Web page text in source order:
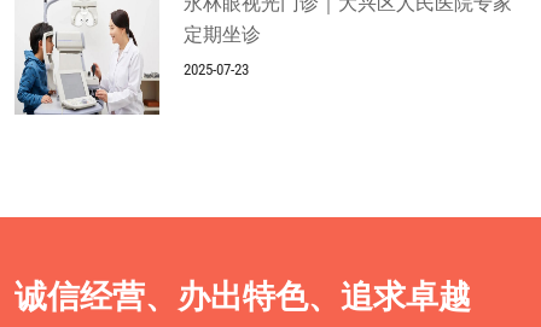
定期坐诊
2025-07-23
诚信经营、办出特色、追求卓越